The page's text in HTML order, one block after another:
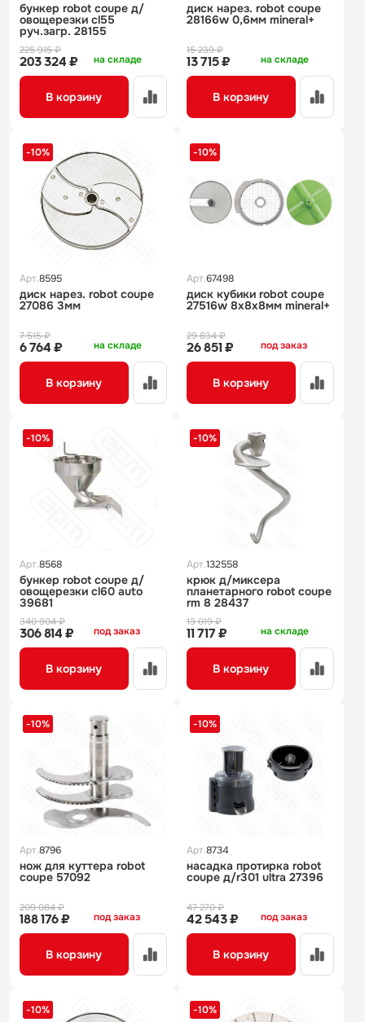
бункер robot coupe д/
овощерезки cl55
руч.загр. 28155
на складе
203 324 ₽
225 915 ₽
В корзину
диск нарез. robot coupe
28166w 0,6мм mineral+
на складе
13 715 ₽
15 239 ₽
В корзину
-10%
Арт.8595
диск нарез. robot coupe
27086 3мм
на складе
6 764 ₽
7 515 ₽
В корзину
-10%
Арт.67498
диск кубики robot coupe
27516w 8х8х8мм mineral+
под заказ
26 851 ₽
29 834 ₽
В корзину
-10%
Арт.8568
бункер robot coupe д/
овощерезки cl60 auto
39681
под заказ
306 814 ₽
340 904 ₽
В корзину
-10%
Арт.132558
крюк д/миксера
планетарного robot coupe
rm 8 28437
на складе
11 717 ₽
13 019 ₽
В корзину
-10%
Арт.8796
нож для куттера robot
coupe 57092
под заказ
188 176 ₽
209 084 ₽
В корзину
-10%
Арт.8734
насадка протирка robot
coupe д/r301 ultra 27396
под заказ
42 543 ₽
47 270 ₽
В корзину
-10% -10%